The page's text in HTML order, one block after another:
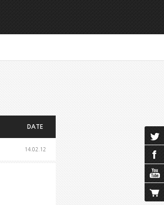
DATE
14.02.12